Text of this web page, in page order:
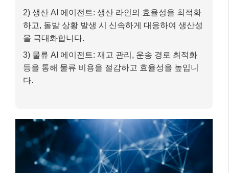
2) 생산 AI 에이전트: 생산 라인의 효율성을 최적화
하고, 돌발 상황 발생 시 신속하게 대응하여 생산성
을 극대화합니다.
3) 물류 AI 에이전트: 재고 관리, 운송 경로 최적화
등을 통해 물류 비용을 절감하고 효율성을 높입니
다.